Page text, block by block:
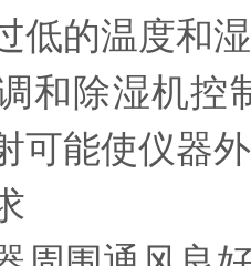
低的温度和
除湿机控制
可能使仪器